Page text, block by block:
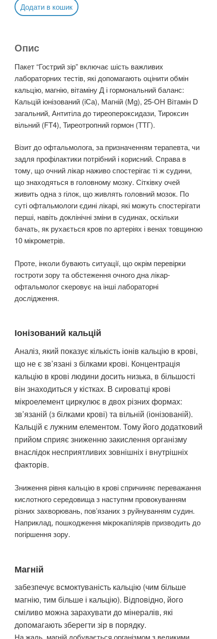
Додати в кошик
Опис
Пакет “Гострий зір” включає шість важливих
лабораторних тестів, які допомагають оцінити обмін
кальцію, магнію, вітаміну Д і гормональний баланс:
Кальцій іонізований (iСа), Магній (Mg), 25-ОН Вітамін D
загальний, Антитіла до тиреопероксидази, Тироксин
вільний (FT4), Тиреотропний гормон (ТТГ).
Візит до офтальмолога, за призначенням терапевта, чи
задля профілактики потрібний і корисний. Справа в
тому, що очний лікар наживо спостерігає ті ж судини,
що знаходяться в головному мозку. Сітківку очей
живить одна з гілок, що живлять головний мозок. По
суті офтальмологи єдині лікарі, які можуть спостерігати
перші, навіть доклінічні зміни в судинах, оскільки
бачать, як рухається кров по артеріях і венах товщиною
10 мікрометрів.
Проте, інколи бувають ситуації, що окрім перевірки
гостроти зору та обстеження очного дна лікар-
офтальмолог скеровує на інші лабораторні
дослідження.
Іонізований кальцій
Аналіз, який показує кількість іонів кальцію в крові,
що не є зв’язані з білками крові. Концентрація
кальцію в крові людини досить низька, в більшості
він знаходиться у кістках. В сироватці крові
мікроелемент циркулює в двох різних формах:
зв’язаній (з білками крові) та вільній (іонізованій).
Кальцій є лужним елементом. Тому його додатковий
прийом сприяє зниженню закислення організму
внаслідок несприятливих зовнішніх і внутрішніх
факторів.
Зниження рівня кальцію в крові спричиняє переважання
кислотного середовища з наступнм провокуванням
різних захворювань, пов’язаних з руйнуванням судин.
Наприклад, пошкодження мікрокапілярів призводить до
погіршення зору.
Магній
забезпечує всмоктуваність кальцію (чим більше
магнію, тим більше і кальцію). Відповідно, його
сміливо можна зарахувати до мінералів, які
допомагають зберегти зір в порядку.